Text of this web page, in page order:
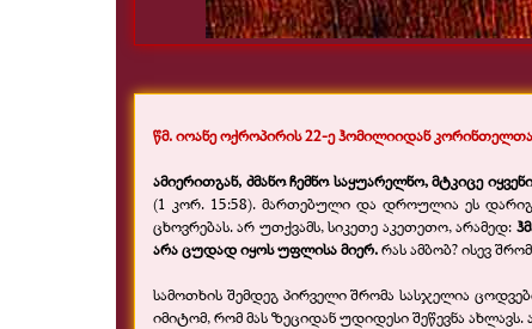
წმ. იოანე ოქროპირის 22-ე ჰომილიიდან
ამიერითგან, ძმანო ჩემნო საყუარელნო, მტკიცე
(1 კორ. 15:58). მართებული და დროულია ეს
ცხოვრებას. არ უთქვამს, სიკეთე აკეთეთო, არამედ:
არა ცუდად იყოს უფლისა მიერ.რას ამბობ? ისევ
სამოთხის შემდეგ პირველი შრომა სასჯელია
იმიტომ, რომ მას ზეციდან უდიდესი შეწევნა